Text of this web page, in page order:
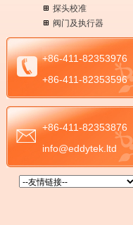
探头校准
阀门及执行器
+86-411-82353976
+86-411-82353596
+86-411-82353876
info@eddytek.ltd